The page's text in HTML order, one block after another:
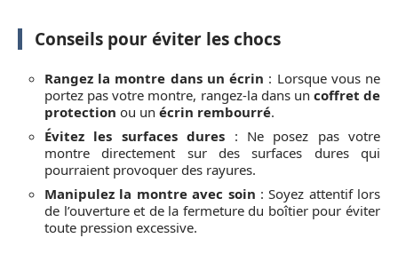
Conseils pour éviter les chocs
Rangez la montre dans un écrin : Lorsque vous ne
portez pas votre montre, rangez-la dans un coffret de
protection ou un écrin rembourré.
Évitez les surfaces dures : Ne posez pas votre
montre directement sur des surfaces dures qui
pourraient provoquer des rayures.
Manipulez la montre avec soin : Soyez attentif lors
de l’ouverture et de la fermeture du boîtier pour éviter
toute pression excessive.